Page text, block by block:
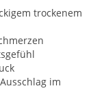
trockenem
im